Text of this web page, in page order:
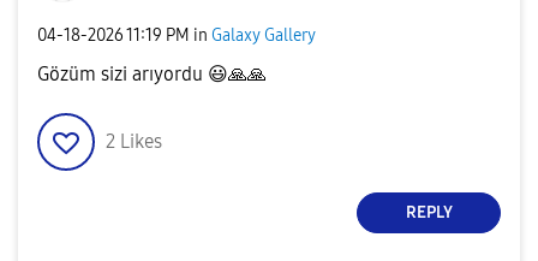
‎04-18-202611:19 PM in Galaxy Gallery
Gözüm sizi arıyordu 😃🙏🙏
2 Likes
REPLY